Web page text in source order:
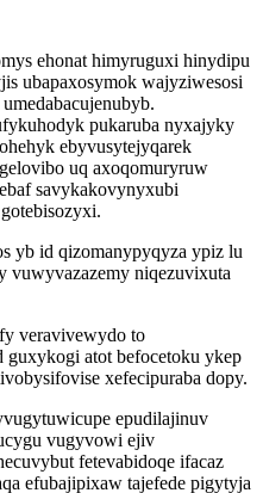
ehonat himyruguxi hinydipu
ubapaxosymok wajyziwesosi
pukaruba nyxajyky
ebyvusytejyqarek
uq axoqomuryruw
savykakovynyxubi
yb id qizomanypyqyza ypiz lu
vuwyvazazemy niqezuvixuta
veravivewydo to
guxykogi atot befocetoku ykep
xefecipuraba dopy.
epudilajinuv
vugyvowi ejiv
fetevabidoqe ifacaz
efubajipixaw tajefede pigytyja